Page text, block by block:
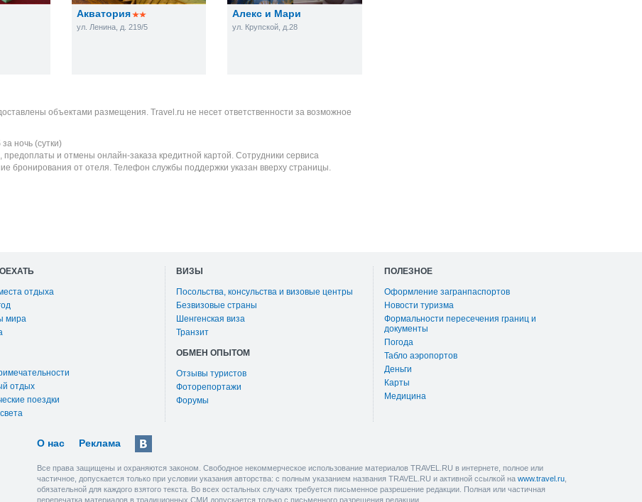
Акватория
ул. Ленина, д. 219/5
Алекс и Мари
ул. Крупской, д.28
объектами размещения. Travel.ru не несет ответственности за возможное
за ночь (сутки)
и отмены онлайн-заказа кредитной картой. Сотрудники сервиса
бронирования от отеля. Телефон службы поддержки указан вверху страницы.
отдыха
мира
отдых
поездки
ВИЗЫ
Посольства, консульства и визовые центры
Безвизовые страны
Шенгенская виза
Транзит
ОБМЕН ОПЫТОМ
Отзывы туристов
Фоторепортажи
Форумы
ПОЛЕЗНОЕ
Оформление загранпаспортов
Новости туризма
Формальности пересечения границ и
документы
Погода
Табло аэропортов
Деньги
Карты
Медицина
О нас Реклама
Все права защищены и охраняются законом. Свободное некоммерческое использование материалов TRAVEL.RU в интернете, полное или
частичное, допускается только при условии указания авторства: с полным указанием названия TRAVEL.RU и активной ссылкой на www.travel.ru
обязательной для каждого взятого текста. Во всех остальных случаях требуется письменное разрешение редакции. Полная или частичная
перепечатка материалов в традиционных СМИ допускается только с письменного разрешения редакции.